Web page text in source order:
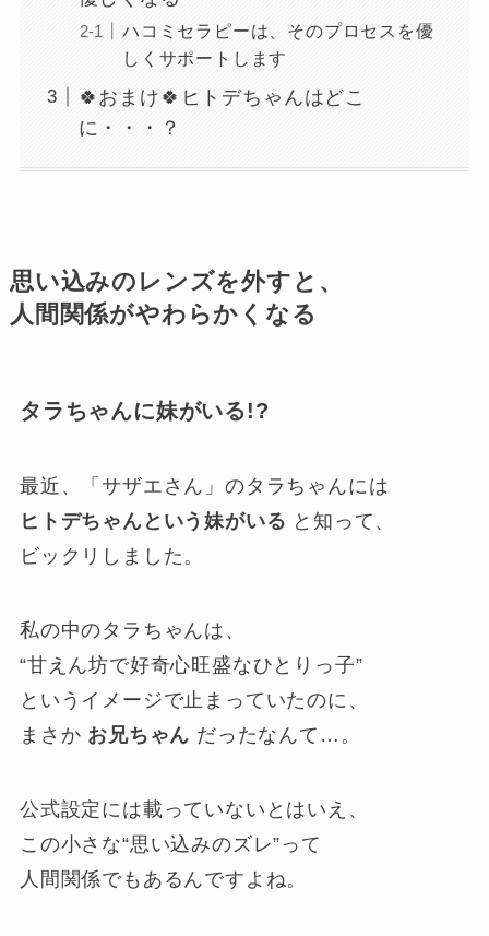
ハコミセラピーは、そのプロセスを優
しくサポートします
🍀おまけ🍀ヒトデちゃんはどこ
に・・・？
思い込みのレンズを外すと、
人間関係がやわらかくなる
タラちゃんに妹がいる!?
最近、「サザエさん」のタラちゃんには
ヒトデちゃんという妹がいる と知って、
ビックリしました。
私の中のタラちゃんは、
“甘えん坊で好奇心旺盛なひとりっ子”
というイメージで止まっていたのに、
まさか お兄ちゃん だったなんて…。
公式設定には載っていないとはいえ、
この小さな“思い込みのズレ”って
人間関係でもあるんですよね。